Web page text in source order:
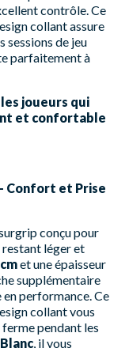
contrôle. Ce
collant assure
sessions de jeu
parfaitement à
joueurs qui
et confortable
Confort et Prise
conçu pour
léger et
et une épaisseur
supplémentaire
performance. Ce
collant vous
pendant les
Blanc , il vous